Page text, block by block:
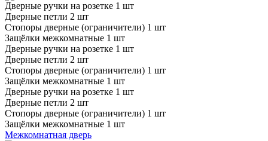
Дверные ручки на розетке 1 шт
Дверные петли 2 шт
Стопоры дверные (ограничители) 1 шт
Защёлки межкомнатные 1 шт
Дверные ручки на розетке 1 шт
Дверные петли 2 шт
Стопоры дверные (ограничители) 1 шт
Защёлки межкомнатные 1 шт
Дверные ручки на розетке 1 шт
Дверные петли 2 шт
Стопоры дверные (ограничители) 1 шт
Защёлки межкомнатные 1 шт
Межкомнатная дверь